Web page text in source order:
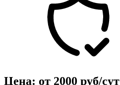
Цена: от 2000 руб/сут